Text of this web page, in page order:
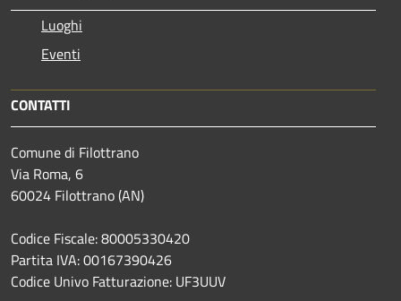
Luoghi
Eventi
CONTATTI
Comune di Filottrano
Via Roma, 6
60024 Filottrano (AN)
Codice Fiscale: 80005330420
Partita IVA: 00167390426
Codice Univo Fatturazione: UF3UUV